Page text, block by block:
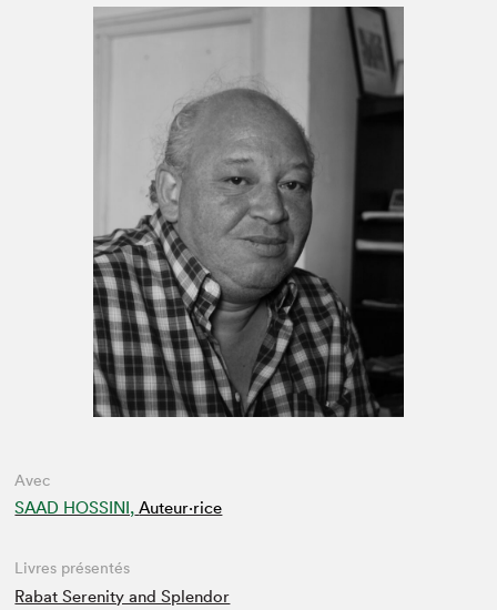
Avec
SAAD HOSSINI, Auteur·rice
Livres présentés
Rabat Serenity and Splendor